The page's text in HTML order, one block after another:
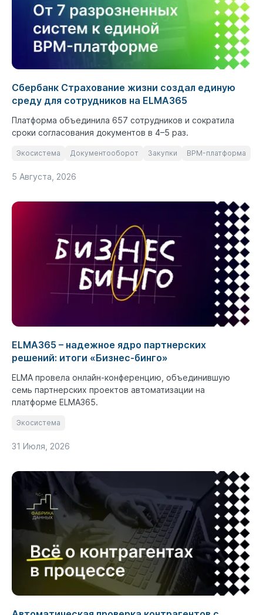
Сбербанк Страхование жизни создал единую
среду для сотрудников на ELMA365
Платформа объединила 657 сотрудников и сократила
сроки согласования документов в 4–5 раз.
Экосистема Документооборот Закупки BPM-платформа
5 Августа, 2026
ELMA365 – надежное ядро партнерских
решений: итоги «Бизнес-бинго»
ELMA провела онлайн-конференцию, объединившую
семь партнерских проектов автоматизации на
платформе ELMA365.
Экосистема
31 Июля, 2026